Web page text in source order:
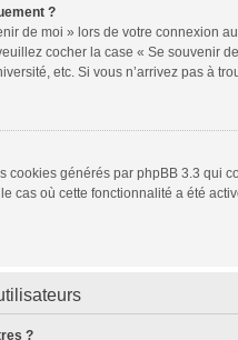
?
de moi » lors de votre connexion
cocher la case « Se souvenir
etc. Si vous n’arrivez pas à
cookies générés par phpBB 3.3 qui
cas où cette fonctionnalité a été
?